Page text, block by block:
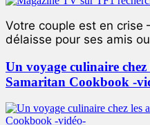
Votre couple est en crise
délaisse pour ses amis
Un voyage culinaire chez
Samaritan Cookbook -